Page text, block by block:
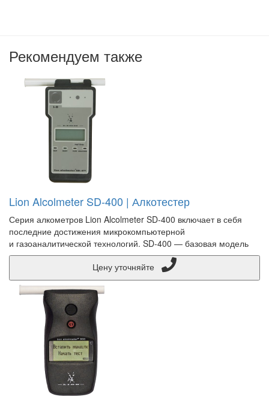
Рекомендуем также
Lion Alcolmeter SD-400 | Алкотестер
Серия алкометров Lion Alcolmeter SD-400 включает в себя
последние достижения микрокомпьютерной
и газоаналитической технологий. SD-400 — базовая модель